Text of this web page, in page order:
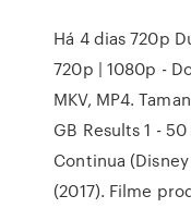
Há 4 dias 720p
720p | 1080p -
MKV, MP4.
GB Results 1 -
Continua
(2017). Filme